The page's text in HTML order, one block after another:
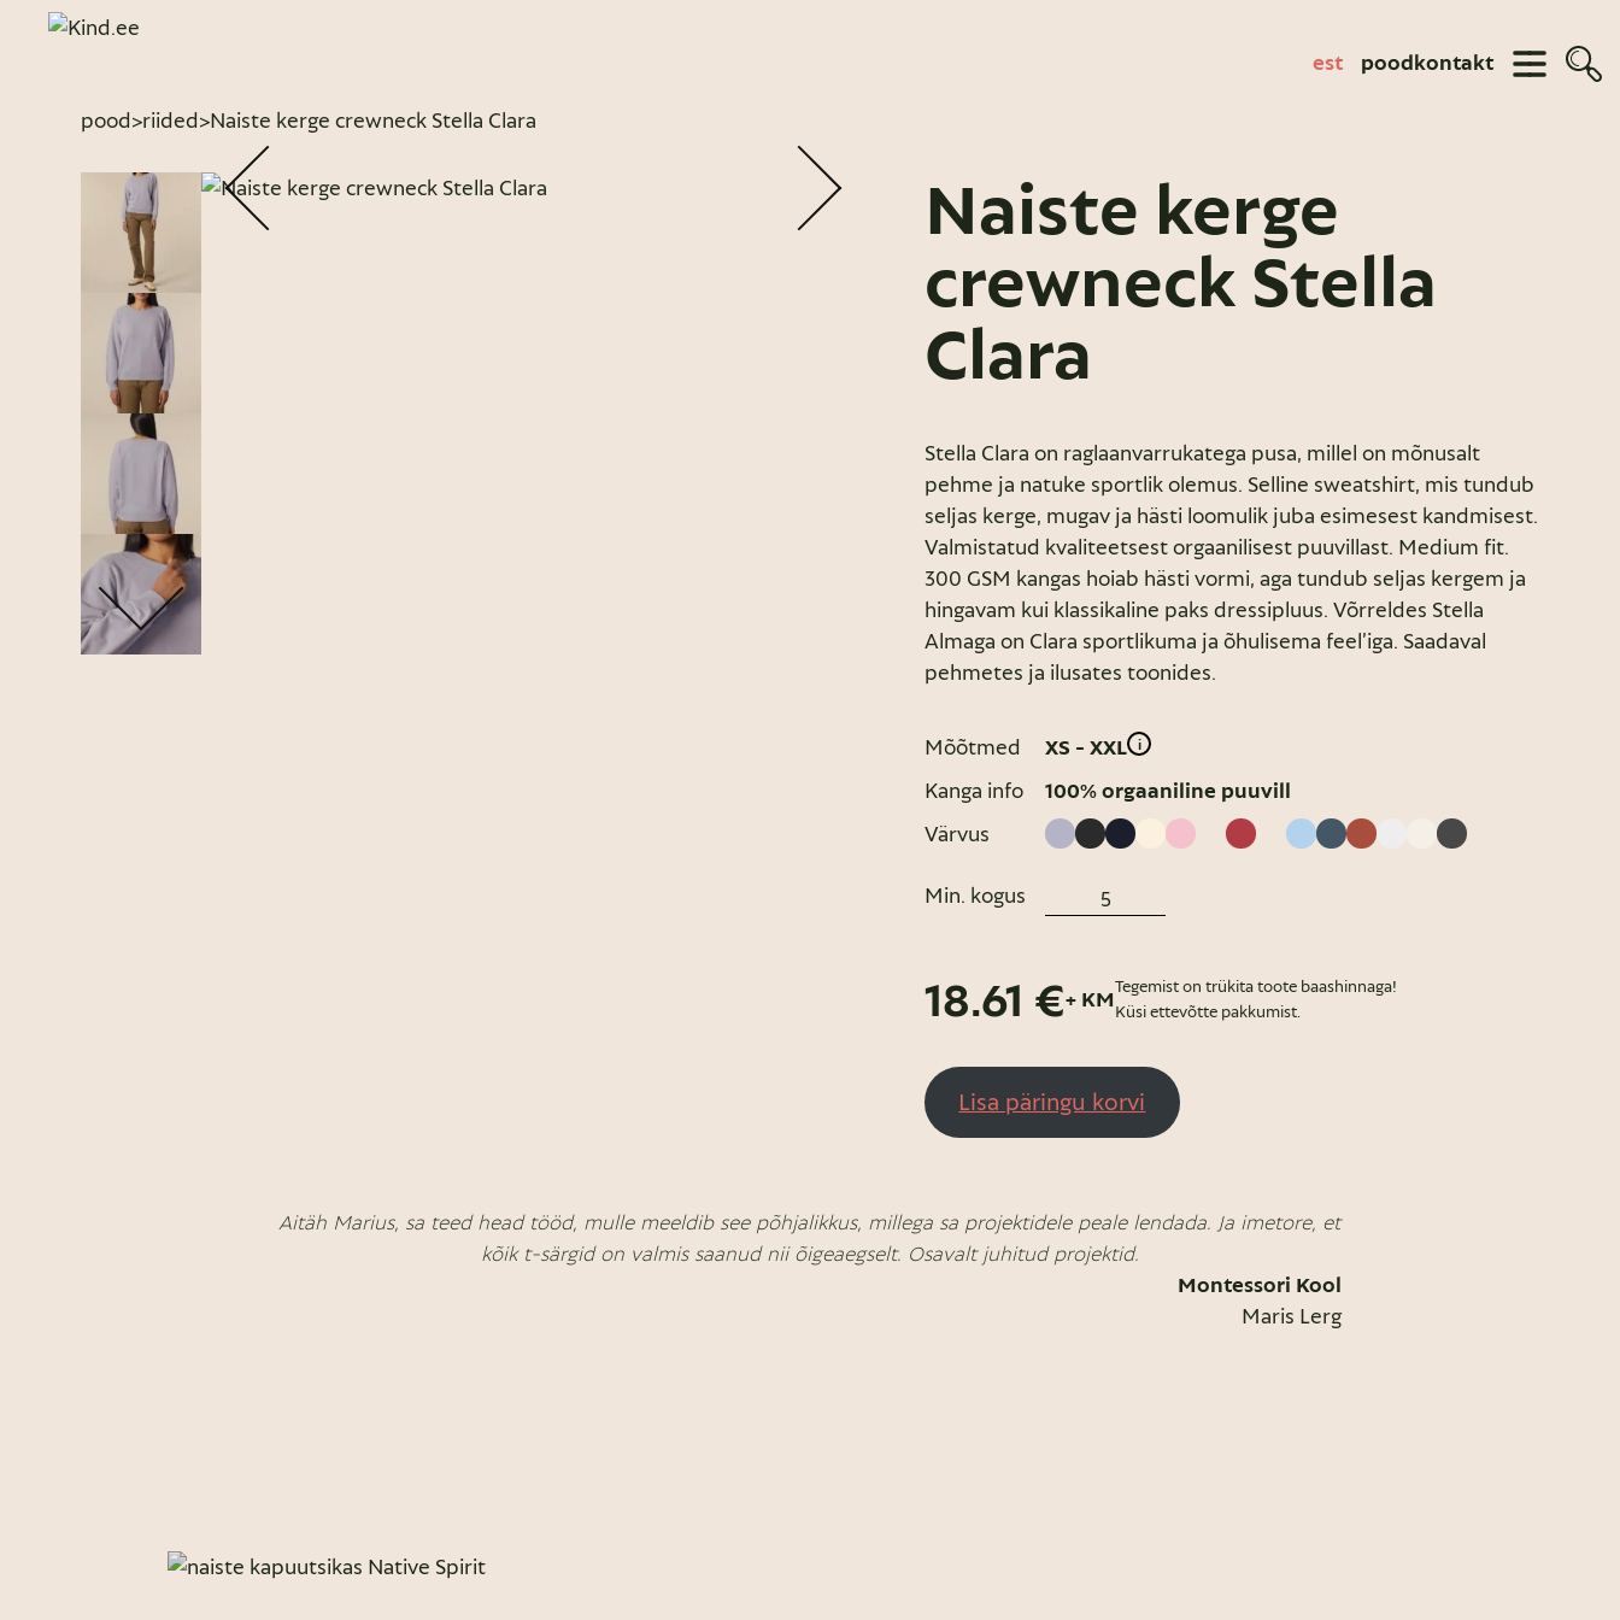
est poodkontakt
pood >riided >Naiste kerge crewneck Stella Clara
Naiste kerge
crewneck Stella
Clara
Stella Clara on raglaanvarrukatega pusa, millel on mõnusalt
pehme ja natuke sportlik olemus. Selline sweatshirt, mis tundub
seljas kerge, mugav ja hästi loomulik juba esimesest kandmisest.
Valmistatud kvaliteetsest orgaanilisest puuvillast. Medium fit.
300 GSM kangas hoiab hästi vormi, aga tundub seljas kergem ja
hingavam kui klassikaline paks dressipluus. Võrreldes Stella
Almaga on Clara sportlikuma ja õhulisema feel’iga. Saadaval
pehmetes ja ilusates toonides.
Mõõtmed XS - XXL i
Kanga info
100% orgaaniline puuvill
Värvus
Min. kogus
18.61 €+ KM
Tegemist on trükita toote baashinnaga!
Küsi ettevõtte pakkumist.
Lisa päringu korvi
Aitäh Marius, sa teed head tööd, mulle meeldib see põhjalikkus, millega sa projektidele peale lendada. Ja imetore, et
kõik t-särgid on valmis saanud nii õigeaegselt. Osavalt juhitud projektid.
Montessori Kool
Maris Lerg